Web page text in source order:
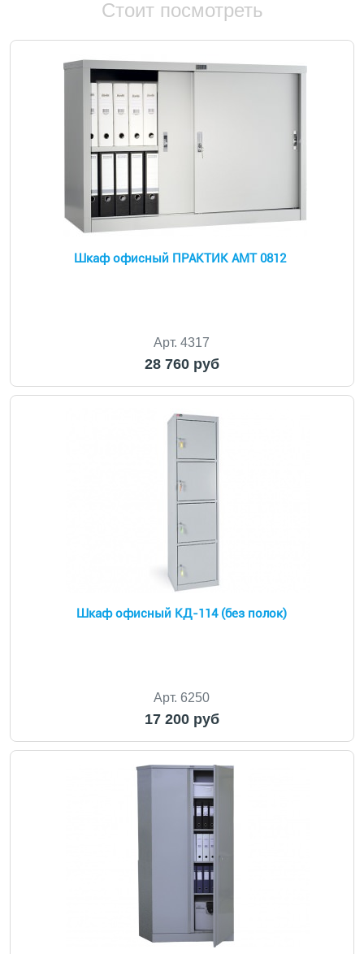
Стоит посмотреть
Шкаф офисный ПРАКТИК АМТ 0812
Арт. 4317
28 760 руб
Шкаф офисный КД-114 (без полок)
Арт. 6250
17 200 руб